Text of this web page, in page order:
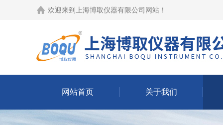
欢迎来到 上海博取仪器有限公司网站 ！
网站首页 关于我们